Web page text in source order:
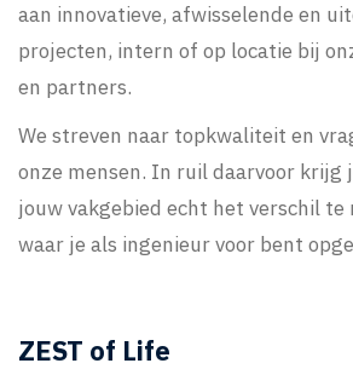
aan innovatieve, afwisselende en
projecten, intern of op locatie bij
en partners.
We streven naar topkwaliteit en
onze mensen. In ruil daarvoor krijg
jouw vakgebied echt het verschil te
waar je als ingenieur voor bent
ZEST of Life